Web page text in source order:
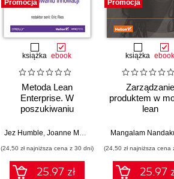
Promocja
książka ebook
Metoda Lean
Enterprise. W
poszukiwaniu
Jez Humble, Joanne Molesky Barry O'Reilly
(24,50 zł najniższa cena z 30 dni)
25.97 zł
Promocja
książka ebook
Zarządzanie
produktem w
lean
Mangalam
(24,50 zł najniższa cena
25.97